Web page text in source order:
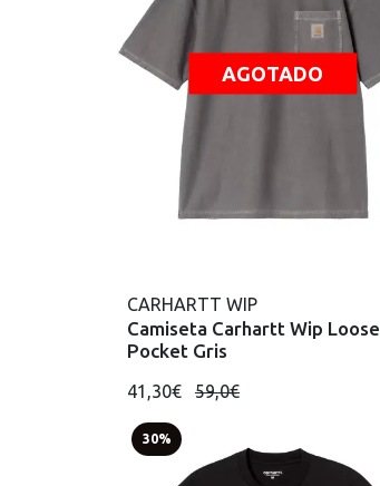
AGOTADO
CARHARTT WIP
Camiseta Carhartt Wip Loose
Pocket Gris
41,30€ 59,0€
30%